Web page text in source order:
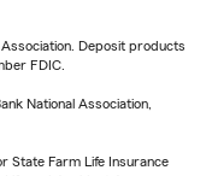
Deposit products
FDIC.
National Association,
State Farm Life Insurance